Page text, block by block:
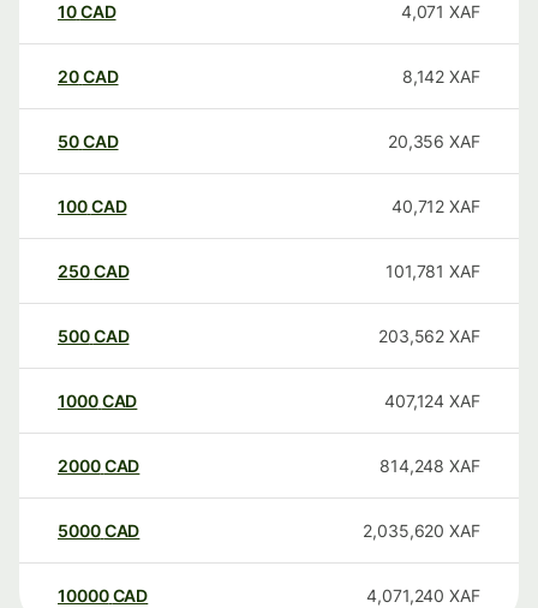
10CAD 4,071 XAF
20CAD 8,142 XAF
50CAD 20,356 XAF
100CAD 40,712 XAF
250CAD 101,781 XAF
500CAD 203,562 XAF
1000CAD 407,124 XAF
2000CAD 814,248 XAF
5000CAD 2,035,620 XAF
10000 CAD 4,071,240 XAF